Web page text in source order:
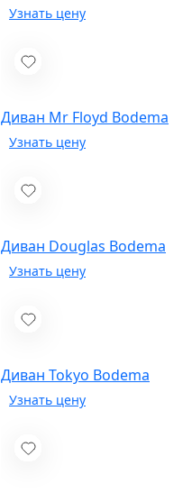
Диван Mr Floyd Bodema
Диван Douglas Bodema
Диван Tokyo Bodema